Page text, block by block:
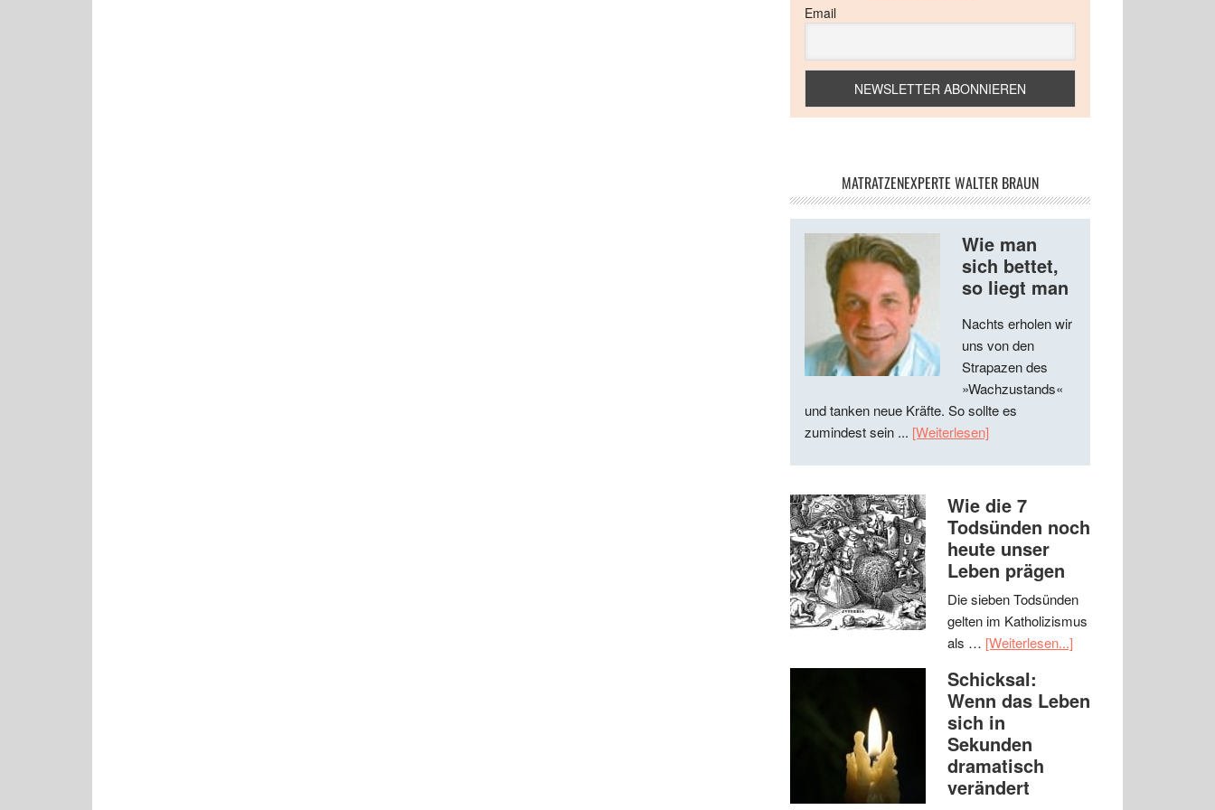
Email
MATRATZENEXPERTE WALTER BRAUN
Wie man
sich bettet,
so liegt man
Nachts erholen wir
uns von den
Strapazen des
»Wachzustands«
und tanken neue Kräfte. So sollte es
zumindest sein ... [Weiterlesen]
Wie die 7
Todsünden noch
heute unser
Leben prägen
Die sieben Todsünden
gelten im Katholizismus
als … [Weiterlesen...]
Schicksal:
Wenn das Leben
sich in
Sekunden
dramatisch
verändert